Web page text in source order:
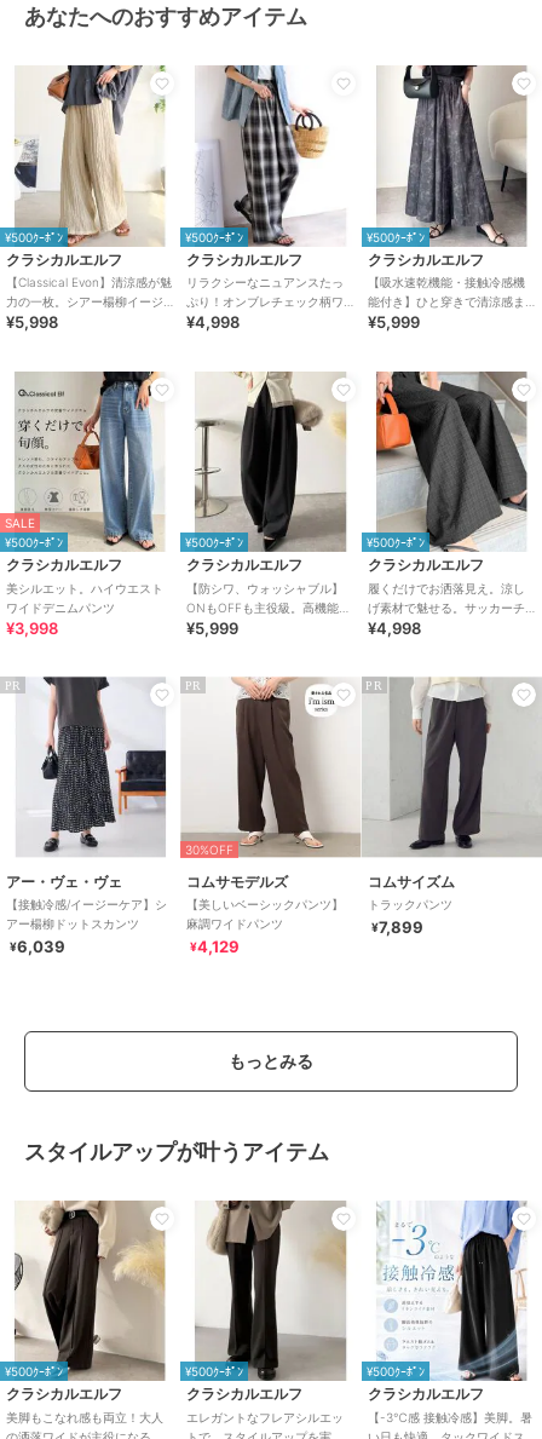
カモフラージュ柄
ー /ストレートパンツ
原産国 中国
あなたへのおすすめアイテム
¥500ｸｰﾎﾟﾝ
クラシカルエルフ
【Classical Evon】清涼感が魅
力の一枚。シアー楊柳イージ
ーパンツ（セットアップ可
¥5,998
¥500ｸｰﾎﾟﾝ
クラシカルエルフ
リラクシーなニュアンスたっ
ぷり！オンブレチェック柄ワ
イドイージーパンツ
¥4,998
¥500ｸｰﾎﾟﾝ
クラシカルエルフ
【吸水速乾機能・接触冷感機
能付き】ひと穿きで清涼感ま
とえる。ボリュームイージー
¥5,999
SALE
¥500ｸｰﾎﾟﾝ
クラシカルエルフ
美シルエット。ハイウエスト
ワイドデニムパンツ
¥3,998
¥500ｸｰﾎﾟﾝ
クラシカルエルフ
【防シワ、ウォッシャブル】
ONもOFFも主役級。高機能タ
ックワイドカーブシルエット
¥5,999
¥500ｸｰﾎﾟﾝ
クラシカルエルフ
履くだけでお洒落見え。涼し
げ素材で魅せる。サッカーチ
ェックタックワイドパンツ
¥4,998
PR
アー・ヴェ・ヴェ
【接触冷感/イージーケア】シ
アー楊柳ドットスカンツ
¥6,039
PR
30%OFF
コムサモデルズ
【美しいベーシックパンツ】
麻調ワイドパンツ
¥4,129
PR
コムサイズム
トラックパンツ
¥7,899
もっとみる
スタイルアップが叶うアイテム
¥500ｸｰﾎﾟﾝ
クラシカルエルフ
美脚もこなれ感も両立！大人
の洒落ワイドが主役になる、
¥500ｸｰﾎﾟﾝ
クラシカルエルフ
エレガントなフレアシルエッ
トで、スタイルアップを実
¥500ｸｰﾎﾟﾝ
クラシカルエルフ
【-3℃感 接触冷感】美脚。暑
い日も快適。タックワイドス